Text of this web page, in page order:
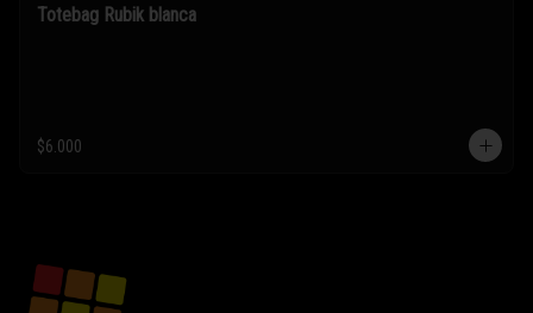
Totebag Rubik blanca
$6.000